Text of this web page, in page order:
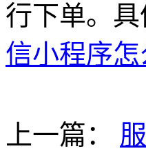
行下单。
信小程序怎
上一篇：